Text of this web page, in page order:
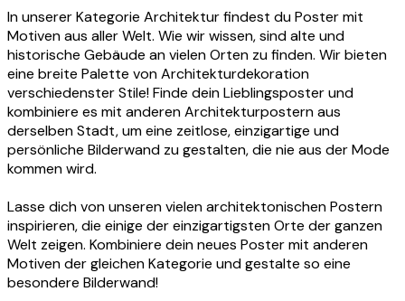
In unserer Kategorie Architektur findest du Poster mit
Motiven aus aller Welt. Wie wir wissen, sind alte und
historische Gebäude an vielen Orten zu finden. Wir bieten
eine breite Palette von Architekturdekoration
verschiedenster Stile! Finde dein Lieblingsposter und
kombiniere es mit anderen Architekturpostern aus
derselben Stadt, um eine zeitlose, einzigartige und
persönliche Bilderwand zu gestalten, die nie aus der Mode
kommen wird.
Lasse dich von unseren vielen architektonischen Postern
inspirieren, die einige der einzigartigsten Orte der ganzen
Welt zeigen. Kombiniere dein neues Poster mit anderen
Motiven der gleichen Kategorie und gestalte so eine
besondere Bilderwand!